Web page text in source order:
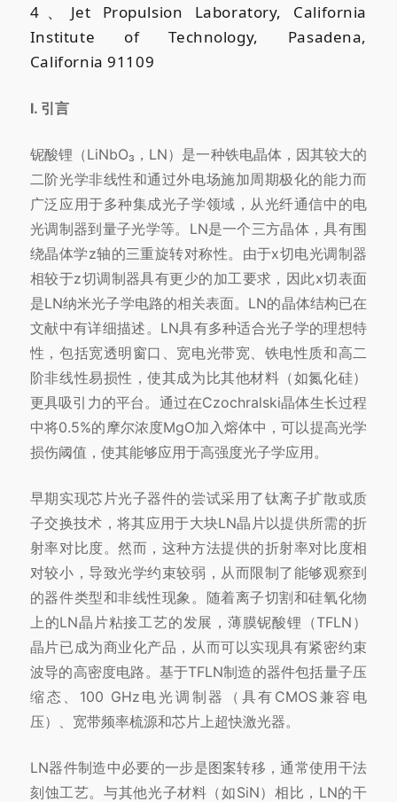
4、Jet Propulsion Laboratory, California
Institute of Technology, Pasadena,
California 91109
I. 引言
铌酸锂（LiNbO₃，LN）是一种铁电晶体，因其较大的
二阶光学非线性和通过外电场施加周期极化的能力而
广泛应用于多种集成光子学领域，从光纤通信中的电
光调制器到量子光学等。LN是一个三方晶体，具有围
绕晶体学z轴的三重旋转对称性。由于x切电光调制器
相较于z切调制器具有更少的加工要求，因此x切表面
是LN纳米光子学电路的相关表面。LN的晶体结构已在
文献中有详细描述。LN具有多种适合光子学的理想特
性，包括宽透明窗口、宽电光带宽、铁电性质和高二
阶非线性易损性，使其成为比其他材料（如氮化硅）
更具吸引力的平台。通过在Czochralski晶体生长过程
中将0.5%的摩尔浓度MgO加入熔体中，可以提高光学
损伤阈值，使其能够应用于高强度光子学应用。
早期实现芯片光子器件的尝试采用了钛离子扩散或质
子交换技术，将其应用于大块LN晶片以提供所需的折
射率对比度。然而，这种方法提供的折射率对比度相
对较小，导致光学约束较弱，从而限制了能够观察到
的器件类型和非线性现象。随着离子切割和硅氧化物
上的LN晶片粘接工艺的发展，薄膜铌酸锂（TFLN）
晶片已成为商业化产品，从而可以实现具有紧密约束
波导的高密度电路。基于TFLN制造的器件包括量子压
缩态、100 GHz电光调制器（具有CMOS兼容电
压）、宽带频率梳源和芯片上超快激光器。
LN器件制造中必要的一步是图案转移，通常使用干法
刻蚀工艺。与其他光子材料（如SiN）相比，LN的干